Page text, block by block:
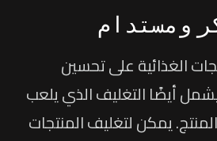
ومستدام
الغذائية على تحسين
أيضًا التغليف الذي يلعب
يمكن لتغليف المنتجات